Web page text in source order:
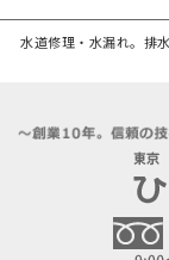
水道修理・水漏れ。排